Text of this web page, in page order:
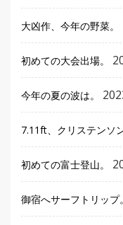
大凶作、今年の野菜。
初めての大会出場。
今年の夏の波は。
7.11ft、クリステンソ
初めての富士登山。
御宿へサーフトリップ。